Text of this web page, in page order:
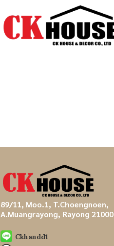
89/11, Moo.1, T.Choengnoen,
A.Muangrayong, Rayong 21000
Ckhandd1